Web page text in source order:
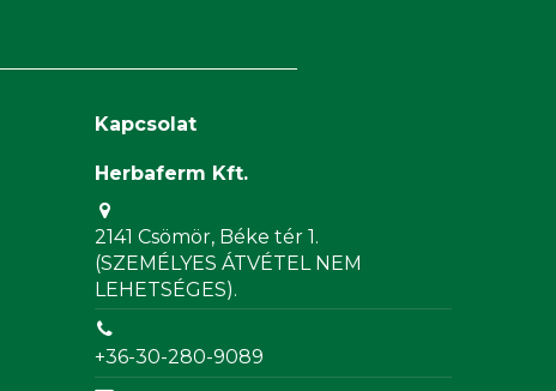
Kapcsolat
Herbaferm Kft.
2141 Csömör, Béke tér 1.
(SZEMÉLYES ÁTVÉTEL NEM
LEHETSÉGES).
+36-30-280-9089